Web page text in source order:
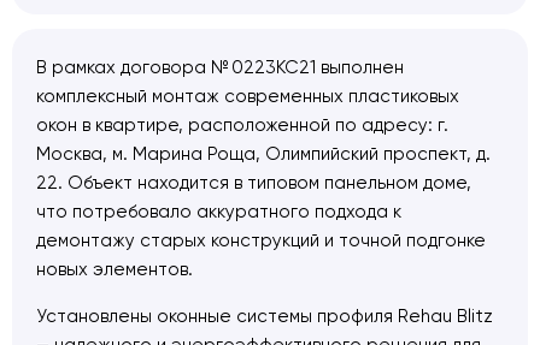
В рамках договора № 0223КС21 выполнен
комплексный монтаж современных пластиковых
окон в квартире, расположенной по адресу: г.
Москва, м. Марина Роща, Олимпийский проспект, д.
22. Объект находится в типовом панельном доме,
что потребовало аккуратного подхода к
демонтажу старых конструкций и точной подгонке
новых элементов.
Установлены оконные системы профиля Rehau Blitz